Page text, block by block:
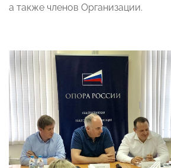
а также членов Организации.